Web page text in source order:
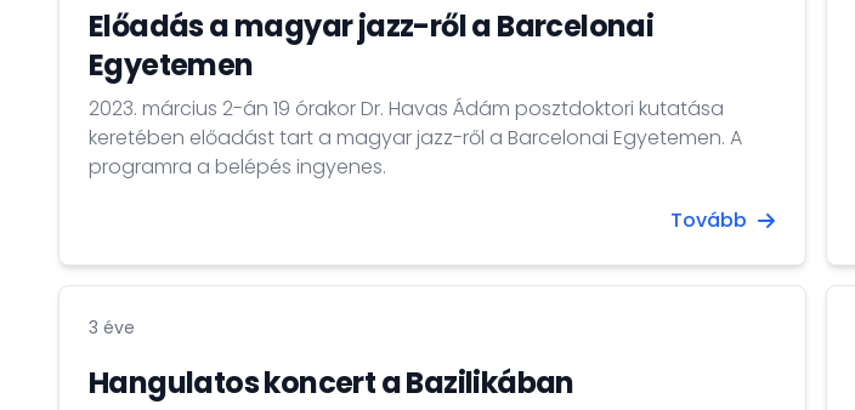
Előadás a magyar jazz-ről a Barcelonai
Egyetemen
2023. március 2-án 19 órakor Dr. Havas Ádám posztdoktori kutatása
keretében előadást tart a magyar jazz-ről a Barcelonai Egyetemen. A
programra a belépés ingyenes.
Tovább
3 éve
Hangulatos koncert a Bazilikában